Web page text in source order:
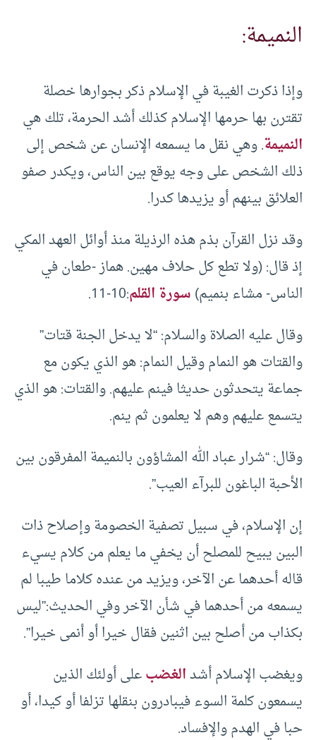
النميمة:
وإذا ذكرت الغيبة في الإسلام ذكر بجوارها خصلة
تقترن بها حرمها الإسلام كذلك أشد الحرمة، تلك هي
النميمة. وهي نقل ما يسمعه الإنسان عن شخص إلى
ذلك الشخص على وجه يوقع بين الناس، ويكدر صفو
العلائق بينهم أو يزيدها كدرا.
وقد نزل القرآن بذم هذه الرذيلة منذ أوائل العهد المكي
إذ قال: (ولا تطع كل حلاف مهين. هماز -طعان في
الناس- مشاء بنميم)سورة القلم:10-11.
وقال عليه الصلاة والسلام: “لا يدخل الجنة قتات”
والقتات هو النمام وقيل النمام: هو الذي يكون مع
جماعة يتحدثون حديثا فينم عليهم. والقتات: هو الذي
يتسمع عليهم وهم لا يعلمون ثم ينم.
وقال: “شرار عباد الله المشاؤون بالنميمة المفرقون بين
الأحبة الباغون للبرآء العيب”.
إن الإسلام، في سبيل تصفية الخصومة وإصلاح ذات
البين يبيح للمصلح أن يخفي ما يعلم من كلام يسيء
قاله أحدهما عن الآخر، ويزيد من عنده كلاما طيبا لم
يسمعه من أحدهما في شأن الآخر وفي الحديث:”ليس
بكذاب من أصلح بين اثنين فقال خيرا أو أنمى خيرا”.
ويغضب الإسلام أشدالغضبعلى أولئك الذين
يسمعون كلمة السوء فيبادرون بنقلها تزلفا أو كيدا، أو
حبا في الهدم والإفساد.